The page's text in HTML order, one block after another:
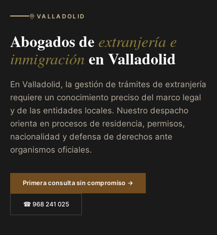
VALLADOLID
Abogados de extranjería e
inmigración enValladolid
En Valladolid, la gestión de trámites de extranjería
requiere un conocimiento preciso del marco legal
y de las entidades locales. Nuestro despacho
orienta en procesos de residencia, permisos,
nacionalidad y defensa de derechos ante
organismos oficiales.
Primera consulta sin compromiso →
☎ 968 241 025